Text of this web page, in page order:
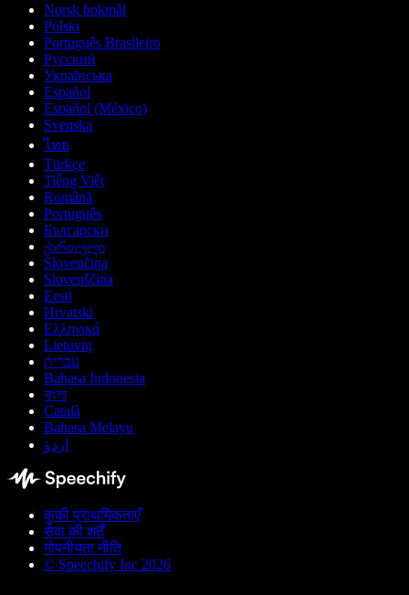
Norsk bokmål
Polski
Português Brasileiro
Русский
Українська
Español
Español (México)
Svenska
ไทย
Türkçe
Tiếng Việt
Română
Português
Български
ქართული
Slovenčina
Slovenščina
Eesti
Hrvatski
Ελληνικά
Lietuvių
עברית
Bahasa Indonesia
বাংলা
Català
Bahasa Melayu
اردو
कुकी प्राथमिकताएँ
सेवा की शर्तें
गोपनीयता नीति
© Speechify Inc 2026